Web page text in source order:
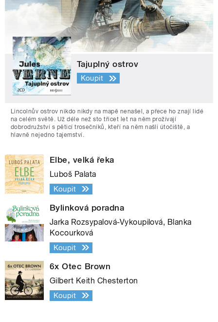
Tajuplný ostrov
Koupit
Lincolnův ostrov nikdo nikdy na mapě nenašel, a přece ho znají lidé
na celém světě. Už déle než sto třicet let na něm prožívají
dobrodružství s pěticí trosečníků, kteří na něm našli útočiště, a
hlavně nejedno tajemství.
Elbe, velká řeka
Luboš Palata
Koupit
Bylinková poradna
Jarka Rozsypalová-Vykoupilová, Blanka
Kocourková
Koupit
6x Otec Brown
Gilbert Keith Chesterton
Koupit